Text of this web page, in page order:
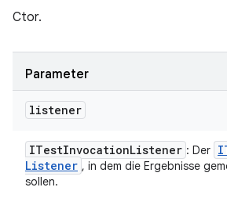
Ctor.
Parameter
listener
ITestInvocationListener : Der
Listener , in dem die Ergebnisse
sollen.